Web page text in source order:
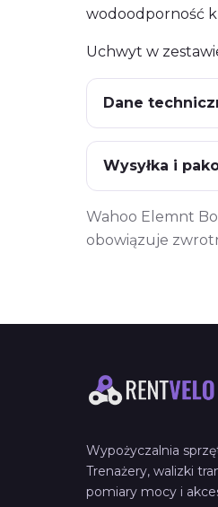
wodoodporność
Uchwyt w
Dane
Wysyłka i
Wahoo Elemnt
obowiązuje
Wypożyczalnia
Trenażery, walizki
pomiary mocy i